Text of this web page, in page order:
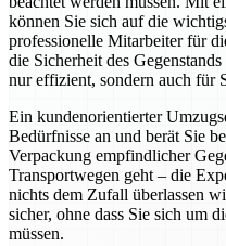
können Sie sich auf die
professionelle Mitarbeiter für
die Sicherheit des
nur effizient, sondern auch für
Ein kundenorientierter
Bedürfnisse an und berät Sie
Verpackung empfindlicher
Transportwegen geht – die
nichts dem Zufall überlassen
sicher, ohne dass Sie sich um
müssen.